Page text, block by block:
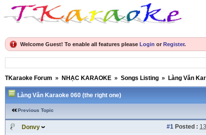
Welcome Guest! To enable all features please Login or Register.
TKaraoke Forum » NHẠC KARAOKE » Songs Listing » Làng Văn
Làng Văn Karaoke 060 (the right one)
Previous Topic
Donvy #1 Posted :